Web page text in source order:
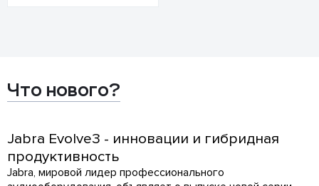
Что нового?
Jabra Evolve3 - инновации и гибридная
продуктивность
Jabra, мировой лидер профессионального